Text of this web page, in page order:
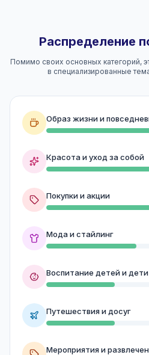
Распределение
Помимо своих основных категорий,
в специализированные
Образ жизни и
Красота и уход за собой
Покупки и акции
Мода и стайлинг
Воспитание детей и дети
Путешествия и досуг
Мероприятия и